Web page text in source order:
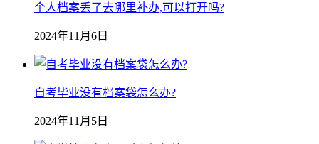
个人档案丢了去哪里补办,可以打开吗?
2024年11月6日
自考毕业没有档案袋怎么办?
2024年11月5日